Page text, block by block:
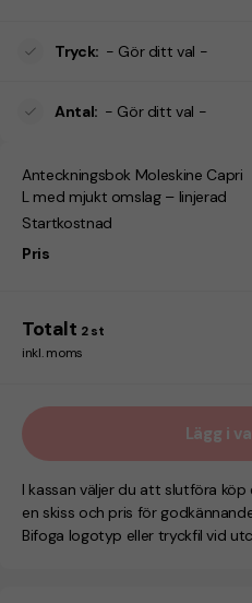
Tryck: - Gör ditt val -
Antal: - Gör ditt val -
Anteckningsbok Moleskine Capri
L med mjukt omslag – linjerad
Startkostnad
Pris
Totalt 2 st
inkl. moms
Lägg i
I kassan väljer du att slutföra
en skiss och pris för
Bifoga logotyp eller tryckfil vid